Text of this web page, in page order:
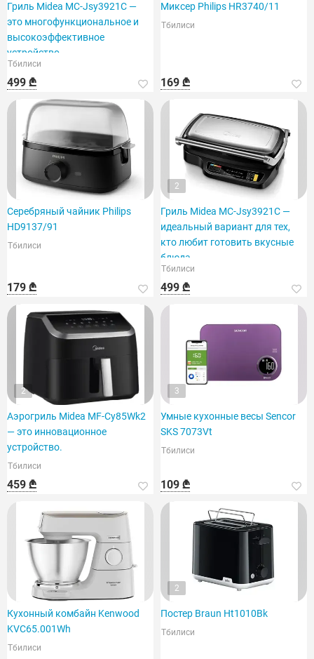
Гриль Midea MC-Jsy3921C —
это многофункциональное и
высокоэффективное
устройство.
Тбилиси
499 ₾
Миксер Philips HR3740/11
Тбилиси
169 ₾
Серебряный чайник Philips
HD9137/91
Тбилиси
179 ₾
2
Гриль Midea MC-Jsy3921C —
идеальный вариант для тех,
кто любит готовить вкусные
блюда.
Тбилиси
499 ₾
2
Аэрогриль Midea MF-Cy85Wk2
— это инновационное
устройство.
Тбилиси
459 ₾
3
Умные кухонные весы Sencor
SKS 7073Vt
Тбилиси
109 ₾
Кухонный комбайн Kenwood
KVC65.001Wh
Тбилиси
2
Постер Braun Ht1010Bk
Тбилиси